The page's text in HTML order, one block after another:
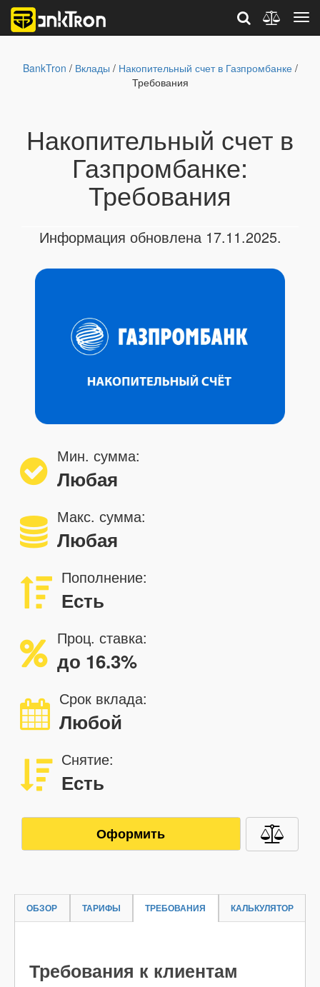
BankTron / Вклады / Накопительный счет в Газпромбанке/
Требования
Накопительный счет в
Газпромбанке:
Требования
Информация обновлена 17.11.2025.
Мин. сумма:
Любая
Макс. сумма:
Любая
Пополнение:
Есть
Проц. ставка:
до 16.3%
Срок вклада:
Любой
Снятие:
Есть
Оформить
ОБЗОР ТАРИФЫ ТРЕБОВАНИЯ КАЛЬКУЛЯТОР
Требования к клиентам